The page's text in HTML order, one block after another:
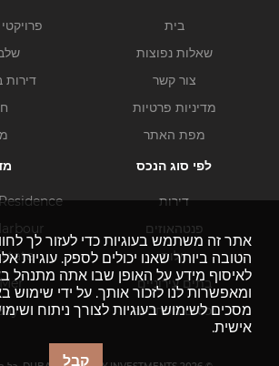
בית
שאלות נפוצות
צור קשר
מדיניות פרטיות
מפת האתר
דירות
לפי סוג הנכס
דירות
פנטהאוזים
וילות
בתים עירוניים
נכסים מסחריים
אתר זה משתמש בעוגיות כדי לעזור לך
הטובה ביותר שאנו יכולים לספק. עוגיות
לאיסוף מידע על האופן שבו אתה מתנהל
ומאפשרות לנו לזכור אותך. על ידי
מסכים לשימוש בעוגיות לצורך ניתוח
אישית.
קבל